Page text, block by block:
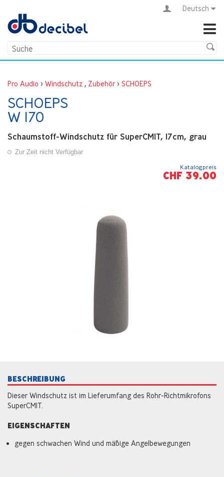
Deutsch
Pro Audio > Windschutz , Zubehör > SCHOEPS
SCHOEPS
W 170
Schaumstoff-Windschutz für SuperCMIT, 17cm, grau
Zur Zeit nicht Verfügbar
Katalogpreis
CHF 39.00
BESCHREIBUNG
Dieser Windschutz ist im Lieferumfang des Rohr-Richtmikrofons
SuperCMIT.
EIGENSCHAFTEN
gegen schwachen Wind und mäßige Angelbewegungen